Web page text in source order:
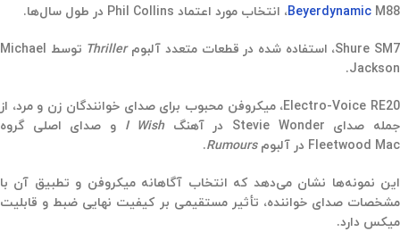
Beyerdynamic M88 ، انتخاب مورد اعتماد Phil Collins در طول سال‌ها.
Shure SM7، استفاده شده در قطعات متعدد آلبومThriller
توسط Michael
Jackson.
Electro-Voice RE20، میکروفن محبوب برای صدای خوانندگان زن و مرد، از
جمله صدای Stevie Wonder در آهنگ
I Wish و صدای اصلی گروه
Fleetwood Mac در آلبوم
Rumours
.
این نمونه‌ها نشان می‌دهد که انتخاب آگاهانه میکروفن و تطبیق آن با
مشخصات صدای خواننده، تأثیر مستقیمی بر کیفیت نهایی ضبط و قابلیت
میکس دارد.